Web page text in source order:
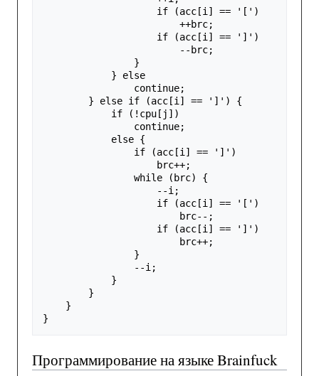
if
(acc [i ] == '[' )
++brc;
if
(acc [i ] == ']' )
-- brc;
}
}
else
continue;
}
else if (acc [i ] == ']' )
{
if
( ! cpu [ j ])
continue;
else {
if
(acc [i ] == ']' )
brc++;
while
( brc)
{
--i ;
if
(acc [i ] == '[' )
brc-- ;
if
(acc [i ] == ']' )
brc++;
}
--i ;
}
}
}
}
Программирование на языке Brainfuck